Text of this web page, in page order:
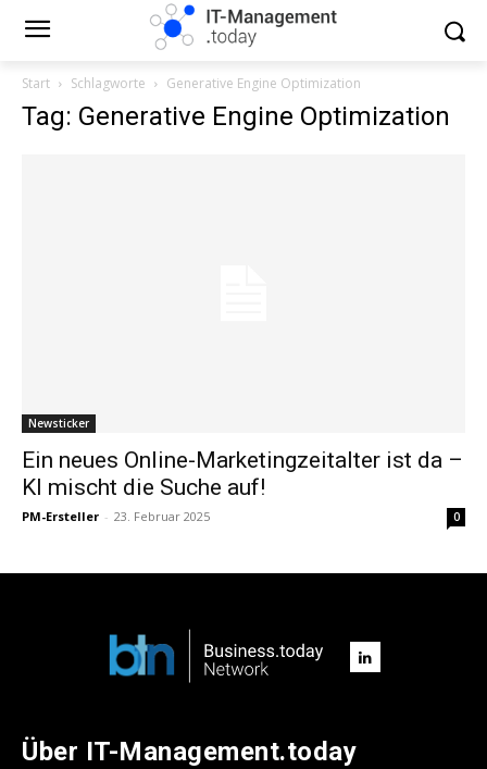
Start Schlagworte Generative Engine Optimization
Tag: Generative Engine Optimization
Newsticker
Ein neues Online-Marketingzeitalter ist da –
KI mischt die Suche auf!
PM-Ersteller - 23. Februar 2025 0
Über IT-Management.today